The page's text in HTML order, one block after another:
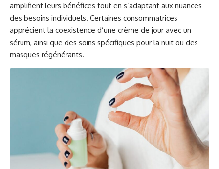
amplifient leurs bénéfices tout en s’adaptant aux nuances
des besoins individuels. Certaines consommatrices
apprécient la coexistence d’une crème de jour avec un
sérum, ainsi que des soins spécifiques pour la nuit ou des
masques régénérants.